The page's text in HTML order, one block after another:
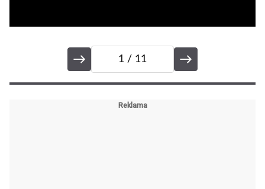
1 / 11